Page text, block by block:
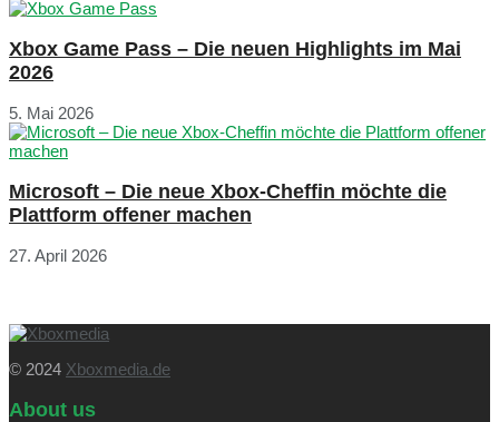
Xbox Game Pass – Die neuen Highlights im Mai
2026
5. Mai 2026
Microsoft – Die neue Xbox-Cheffin möchte die
Plattform offener machen
27. April 2026
© 2024 Xboxmedia.de
About us